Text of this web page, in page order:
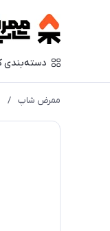
دسته‌بندی
ممرض شاپ /